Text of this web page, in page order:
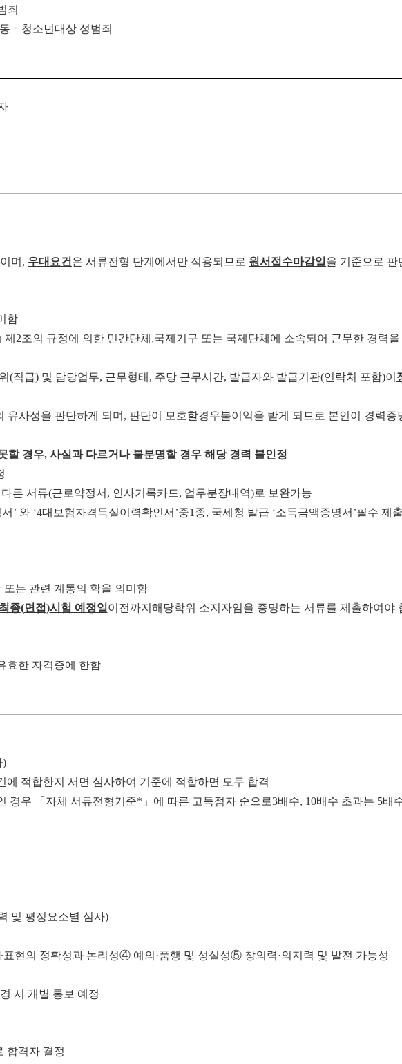
죄
ㆍ청소년대상 성범죄
이며 , 우대요건 은서류전형 단계에서만 적용되므로 원서접수마감일 을 기준으로 판
함
｣제 2조의 규정에 의한 민간단체 ,국제기구 또는 국제단체에 소속되어 근무한 경력
(직급) 및 담당업무, 근무형태 , 주당 근무시간, 발급자와 발급기관(연락처 포함)이
유사성을 판단하게 되며 , 판단이 모호할경우불이익을 받게 되므로 본인이 경력증
할 경우,사실과 다르거나 불분명할 경우 해당 경력 불인정
른 서류(근로약정서 , 인사기록카드, 업무분장내역)로 보완가능
’ 와 ‘4대보험자격득실이력확인서 ’중1 종, 국세청 발급 ‘소득금액증명서 ’필수 제
또는 관련 계통의 학을 의미함
최종(면접)시험 예정일 이전까지 해당학위 소지자임을 증명하는 서류를 제출하여야
효한 자격증에 한함
)
적합한지 서면 심사하여 기준에 적합하면 모두 합격
경우 「자체 서류전형기준*」에 따른 고득점자 순으로3배수, 10배수 초과는 5배
및 평정요소별 심사)
현의 정확성과 논리성④ 예의·품행 및 성실성⑤ 창의력·의지력 및 발전 가능성
시 개별 통보 예정
합격자 결정